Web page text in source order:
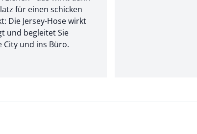
für einen schicken
Die Jersey-Hose wirkt
und begleitet Sie
City und ins Büro.